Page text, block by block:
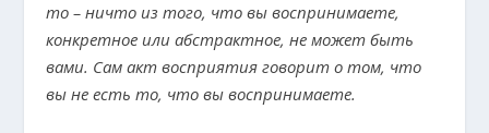
то – ничто из того, что вы воспринимаете,
конкретное или абстрактное, не может быть
вами. Сам акт восприятия говорит о том, что
вы не есть то, что вы воспринимаете.